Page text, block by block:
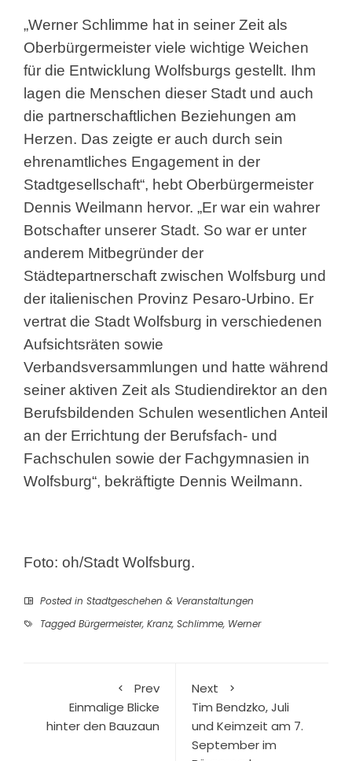
„Werner Schlimme hat in seiner Zeit als
Oberbürgermeister viele wichtige Weichen
für die Entwicklung Wolfsburgs gestellt. Ihm
lagen die Menschen dieser Stadt und auch
die partnerschaftlichen Beziehungen am
Herzen. Das zeigte er auch durch sein
ehrenamtliches Engagement in der
Stadtgesellschaft“, hebt Oberbürgermeister
Dennis Weilmann hervor. „Er war ein wahrer
Botschafter unserer Stadt. So war er unter
anderem Mitbegründer der
Städtepartnerschaft zwischen Wolfsburg und
der italienischen Provinz Pesaro-Urbino. Er
vertrat die Stadt Wolfsburg in verschiedenen
Aufsichtsräten sowie
Verbandsversammlungen und hatte während
seiner aktiven Zeit als Studiendirektor an den
Berufsbildenden Schulen wesentlichen Anteil
an der Errichtung der Berufsfach- und
Fachschulen sowie der Fachgymnasien in
Wolfsburg“, bekräftigte Dennis Weilmann.
Foto: oh/Stadt Wolfsburg.
Posted in Stadtgeschehen & Veranstaltungen
Tagged Bürgermeister, Kranz, Schlimme, Werner
Prev
Einmalige Blicke
hinter den Bauzaun
Next
Tim Bendzko, Juli
und Keimzeit am 7.
September im